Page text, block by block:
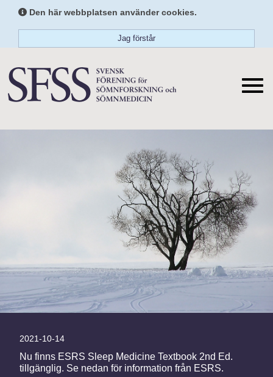
Den här webbplatsen använder cookies.
Jag förstår
2021-10-14
Nu finns ESRS Sleep Medicine Textbook 2nd Ed.
tillgänglig. Se nedan för information från ESRS.